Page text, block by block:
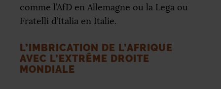
comme l’AfD en Allemagne ou la Lega ou
Fratelli d’Italia en Italie.
L’IMBRICATION DE L’AFRIQUE
AVEC L’EXTRÊME DROITE
MONDIALE